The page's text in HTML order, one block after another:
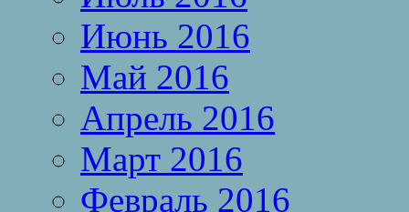
Июнь 2016
Май 2016
Апрель 2016
Март 2016
Февраль 2016